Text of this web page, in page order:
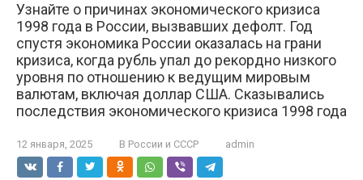
Узнайте о причинах экономического кризиса
1998 года в России, вызвавших дефолт. Год
спустя экономика России оказалась на грани
кризиса, когда рубль упал до рекордно низкого
уровня по отношению к ведущим мировым
валютам, включая доллар США. Сказывались
последствия экономического кризиса 1998 года
12 января, 2025 В России и СССР admin